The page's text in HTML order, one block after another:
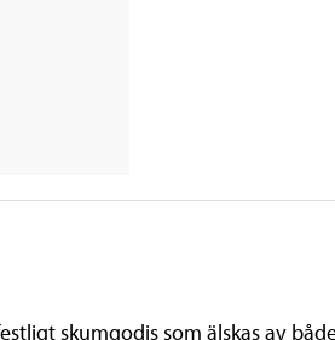
skumgodis som älskas av